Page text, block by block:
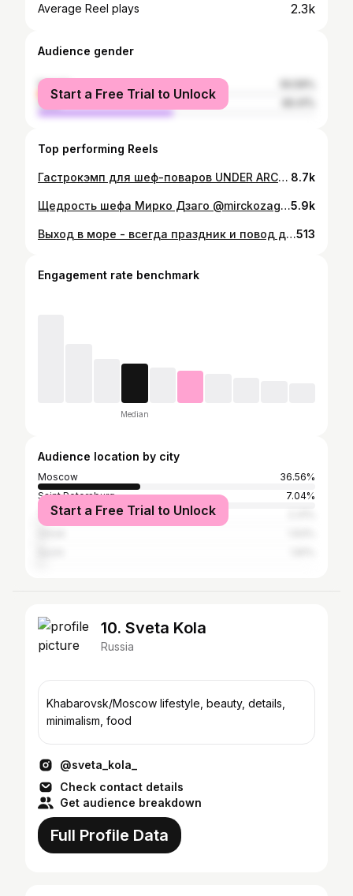
Average Reel plays 2.3k
Audience gender
female
male
Start a Free Trial to Unlock
Top performing Reels
Гастрокэмп для шеф-поваров UNDER ARCTIC на Баренцевом море. Поддерживаем принцип "Поймал - отпусти." Идём на СЕВЕР ✊️😎 #barentssea #gastrocamp #nordic #баренцевоморе #идемнасевер #gonorth #russiannorth #seafood #кольский #crabs #diving #arctic #russianarctic #хуеморген #север 8.7k
Щедрость шефа Мирко Дзаго @mirckozago не знает границ. Ресторан Onest @onest.rest (Москва). #onest #setmenu #bestchefs #moscow #mirckozago #aistcafe #gastronomic #eater #foodie #chefs #moscowfood5.9k
Выход в море - всегда праздник и повод для отличного настроения. Акватория Баренцева моря в районе посёлка Териберка Мурманской области. #териберка #русскийсевер #арктика #russianarctic #russiannorth #север #barentssea #underarctic #моряк513
Engagement rate benchmark
Median
Audience location by city
Moscow
36.56%
Saint Petersburg
7.04%
Tallinn
Start a Free Trial to Unlock
10. Sveta Kola
Russia
Khabarovsk/Moscow lifestyle, beauty, details,
minimalism, food
@sveta_kola_
Check contact details
Get audience breakdown
Full Profile Data